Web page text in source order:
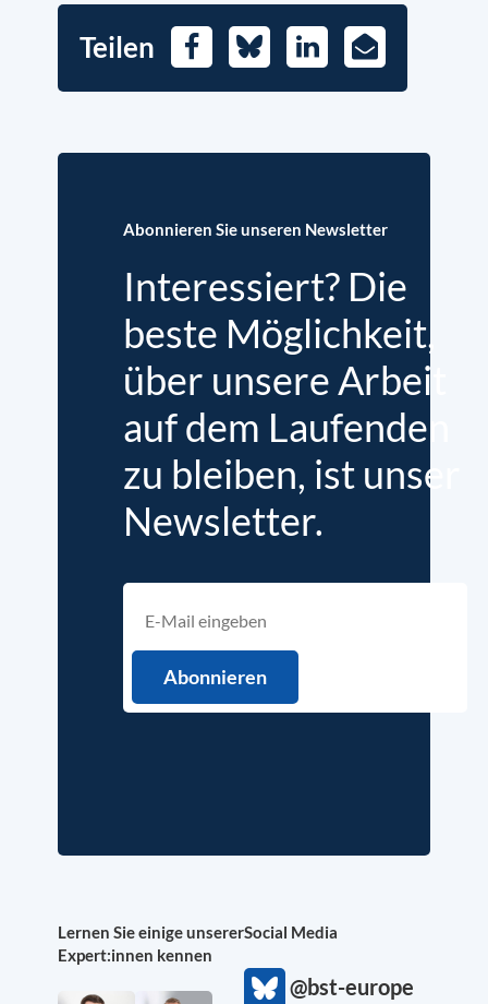
Teilen FacebookBlueskyLinkedIn
E-
Mail
Abonnieren Sie unseren Newsletter
Interessiert? Die
beste Möglichkeit,
über unsere Arbeit
auf dem Laufenden
zu bleiben, ist unser
Newsletter.
Lernen Sie einige unserer
Expert:innen kennen
Social Media
@bst-europe